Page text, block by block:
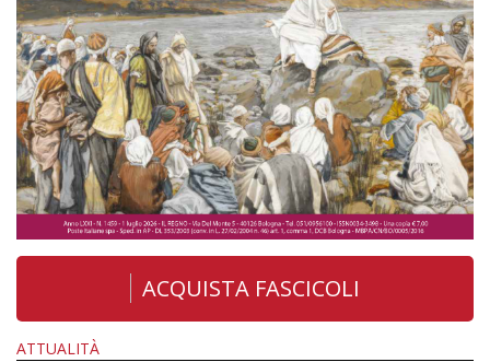
ACQUISTA FASCICOLI
ATTUALITÀ